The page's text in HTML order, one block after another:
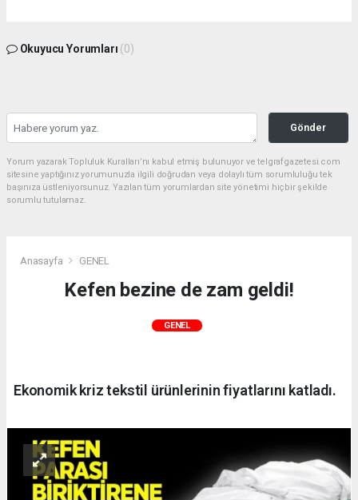
Okuyucu Yorumları (0)
Gönder
Yorum yazarak Topluluk Kuralları’nı kabul etmiş bulunuyor ve telgrafgazetesi.com
sitesine yaptığınız yorumunuzla ilgili doğrudan veya dolaylı tüm sorumluluğu tek
başınıza üstleniyorsunuz. Yazılan tüm yorumlardan site yönetimi hiçbir şekilde
sorumlu tutulamaz.
Anasayfa GENEL
Kefen bezine de zam geldi!
GENEL
Ekonomik kriz tekstil ürünlerinin fiyatlarını katladı.